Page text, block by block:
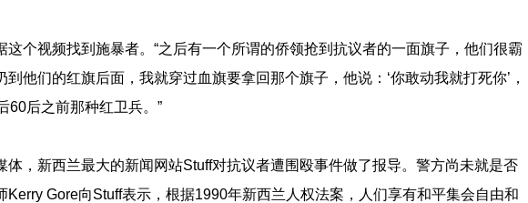
这个视频找到施暴者。“之后有一个所谓的侨领抢到抗议者的一面旗子，他们很霸
他们的红旗后面，我就穿过血旗要拿回那个旗子，他说：‘你敢动我就打死你’，
60后之前那种红卫兵。”
体，新西兰最大的新闻网站Stuff对抗议者遭围殴事件做了报导。警方尚未就是否
Kerry Gore向Stuff表示，根据1990年新西兰人权法案，人们享有和平集会自由和